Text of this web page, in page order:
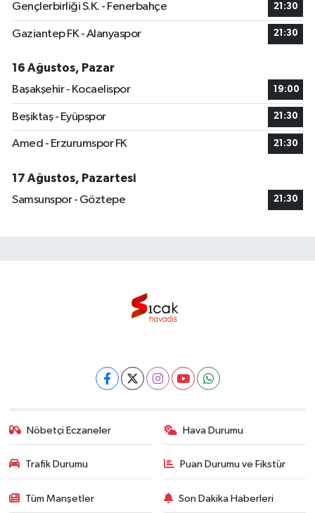
Gençlerbirliği S.K. - Fenerbahçe 21:30
Gaziantep FK - Alanyaspor 21:30
16 Ağustos, Pazar
Başakşehir - Kocaelispor
19:00
Beşiktaş - Eyüpspor 21:30
Amed - Erzurumspor FK 21:30
17 Ağustos, Pazartesi
Samsunspor - Göztepe
21:30
Nöbetçi Eczaneler Hava Durumu
Trafik Durumu Puan Durumu ve Fikstür
Tüm Manşetler Son Dakika Haberleri